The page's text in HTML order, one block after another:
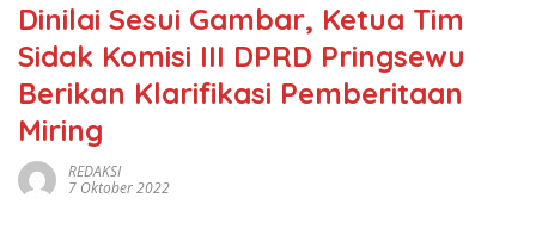
Dinilai Sesui Gambar, Ketua Tim
Sidak Komisi III DPRD Pringsewu
Berikan Klarifikasi Pemberitaan
Miring
REDAKSI
7 Oktober 2022